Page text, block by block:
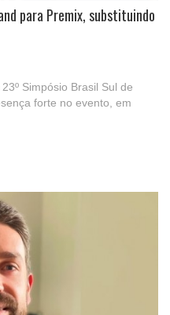
para Premix, substituindo
Simpósio Brasil Sul de
forte no evento, em